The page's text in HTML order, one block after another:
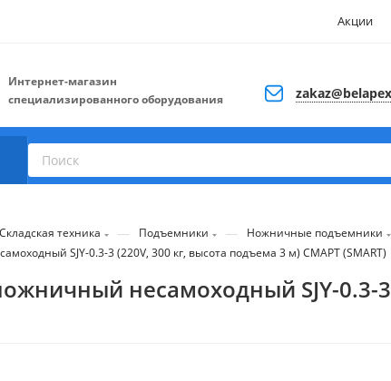
Акции
Интернет-магазин
специализированного оборудования
Складская техника — Подъемники — Ножничные подъемники
SJY-0.3-3 (220V, 300 кг, высота подъема 3 м) СМАРТ (SMART)
несамоxодный SJY-0.3-